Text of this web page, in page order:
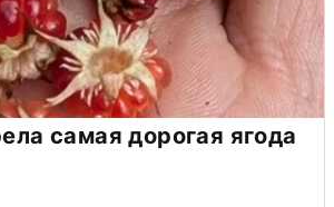
самая дорогая ягода